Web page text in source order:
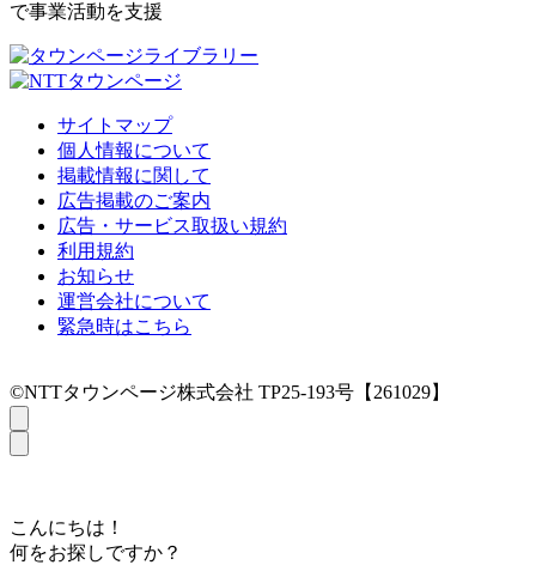
で事業活動を支援
サイトマップ
個人情報について
掲載情報に関して
広告掲載のご案内
広告・サービス取扱い規約
利用規約
お知らせ
運営会社について
緊急時はこちら
©NTTタウンページ株式会社 TP25-193号【261029】
こんにちは！
何をお探しですか？